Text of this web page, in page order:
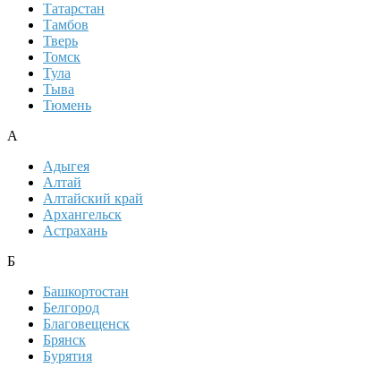
Татарстан
Тамбов
Тверь
Томск
Тула
Тыва
Тюмень
А
Адыгея
Алтай
Алтайский край
Архангельск
Астрахань
Б
Башкортостан
Белгород
Благовещенск
Брянск
Бурятия